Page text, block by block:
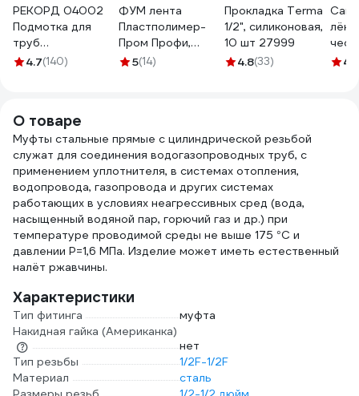
РЕКОРД 04002
Подмотка для
труб
СантехМастер ""
4.7(140)
ФУМ лента
Пластполимер-
Пром Профи,
0,1х15 мм, 100 м
5(14)
Прокладка Terma
1/2", силиконовая,
10 шт 27999
4.8(33)
лён
4.9
О товаре
Муфты стальные прямые с цилиндрической резьбой
служат для соединения водогазопроводных труб, с
применением уплотнителя, в системах отопления,
водопровода, газопровода и других системах
работающих в условиях неагрессивных сред (вода,
насыщенный водяной пар, горючий газ и др.) при
температуре проводимой cреды не выше 175 °С и
давлении Р=1,6 МПа. Изделие может иметь естественный
налёт ржавчины.
Характеристики
Тип фитинга
муфта
Накидная гайка (Американка)
нет
Тип резьбы
1/2F-1/2F
Материал
сталь